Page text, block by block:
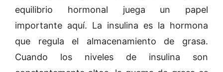
equilibrio hormonal juega un papel
importante aquí. La insulina es la hormona
que regula el almacenamiento de grasa.
Cuando los niveles de insulina son